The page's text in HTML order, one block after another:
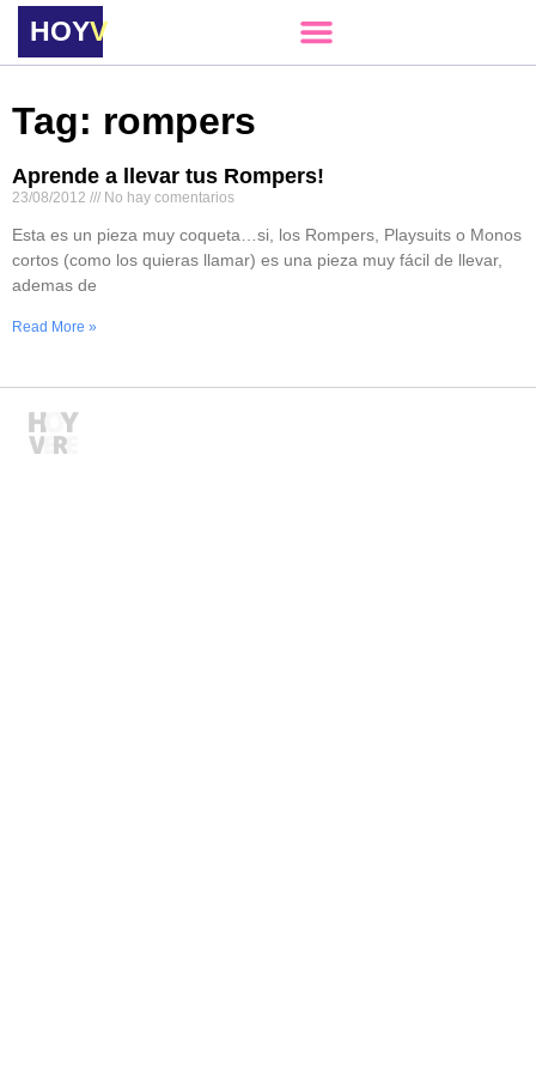
HOYVERE
Tag: rompers
Aprende a llevar tus Rompers!
23/08/2012 No hay comentarios
Esta es un pieza muy coqueta…si, los Rompers, Playsuits o Monos
cortos (como los quieras llamar) es una pieza muy fácil de llevar,
ademas de
Read More »